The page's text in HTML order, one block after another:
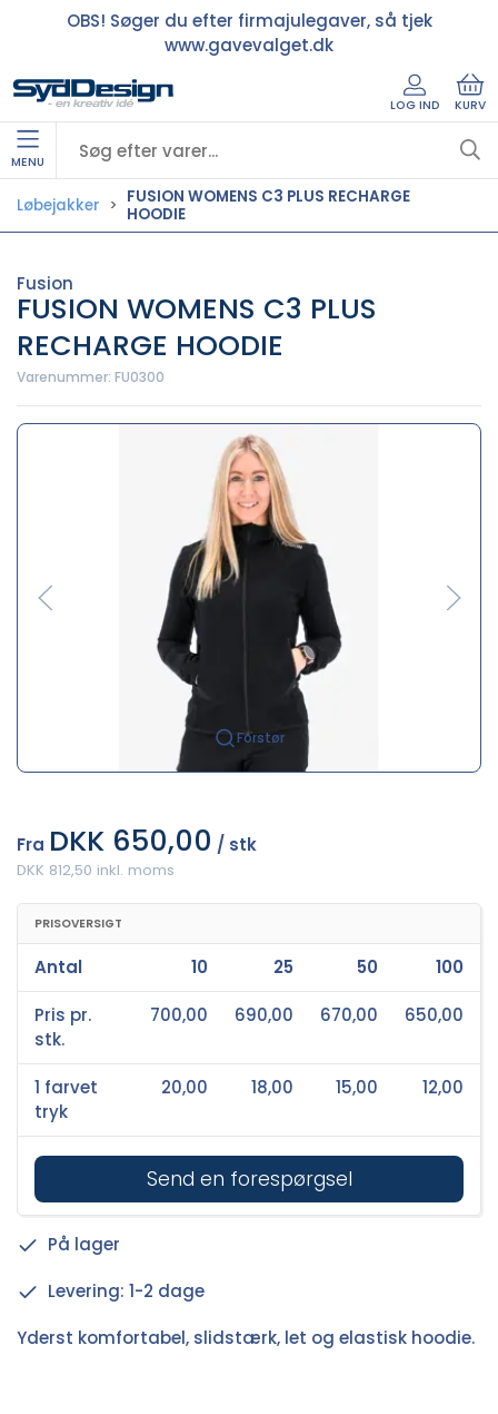
OBS! Søger du efter firmajulegaver, så tjek
www.gavevalget.dk
LOG IND KURV
MENU
Løbejakker
FUSION WOMENS C3 PLUS RECHARGE
HOODIE
Fusion
FUSION WOMENS C3 PLUS
RECHARGE HOODIE
Varenummer: FU0300
Forstør
Fra DKK 650,00 / stk
DKK 812,50 inkl. moms
PRISOVERSIGT
Send en forespørgsel
Antal 10 25 50 100
Pris pr.
stk.
700,00 690,00 670,00 650,00
1 farvet
tryk
20,00 18,00 15,00 12,00
På lager
Levering: 1-2 dage
Yderst komfortabel, slidstærk, let og elastisk hoodie.